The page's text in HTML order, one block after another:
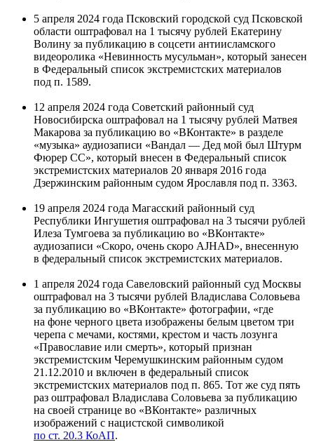
5 апреля 2024 года Псковский городской суд Псковской
области оштрафовал на 1 тысячу рублей Екатерину
Волину за публикацию в соцсети антиисламского
видеоролика «Невинность мусульман», который занесен
в Федеральный список экстремистских материалов
под п. 1589.
12 апреля 2024 года Советский районный суд
Новосибирска оштрафовал на 1 тысячу рублей Матвея
Макарова за публикацию во «ВКонтакте» в разделе
«музыка» аудиозаписи «Вандал — Дед мой был Штурм
Фюрер СС», который внесен в Федеральный список
экстремистских материалов 20 января 2016 года
Дзержинским районным судом Ярославля под п. 3363.
19 апреля 2024 года Магасский районный суд
Республики Ингушетия оштрафовал на 3 тысячи рублей
Илеза Тумгоева за публикацию во «ВКонтакте»
аудиозаписи «Скоро, очень скоро AJHAD», внесенную
в федеральный список экстремистских материалов.
1 апреля 2024 года Савеловский районный суд Москвы
оштрафовал на 3 тысячи рублей Владислава Соловьева
за публикацию во «ВКонтакте» фотографии, «где
на фоне черного цвета изображены белым цветом три
черепа с мечами, костями, крестом и часть лозунга
«Православие или смерть», который признан
экстремистским Черемушкинским районным судом
21.12.2010 и включен в федеральный список
экстремистских материалов под п. 865. Тот же суд пять
раз оштрафовал Владислава Соловьева за публикацию
на своей странице во «ВКонтакте» различных
изображений с нацистской символикой
по ст. 20.3 КоАП.